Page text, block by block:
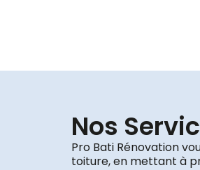
Nos
Pro Bati Rénovation
toiture, en mettant à